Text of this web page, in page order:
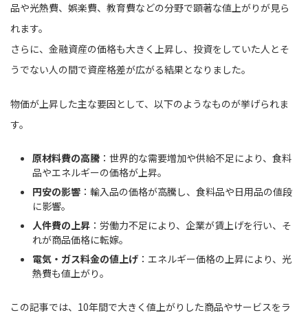
品や光熱費、娯楽費、教育費などの分野で顕著な値上がりが見ら
れます。
さらに、金融資産の価格も大きく上昇し、投資をしていた人とそ
うでない人の間で資産格差が広がる結果となりました。
物価が上昇した主な要因として、以下のようなものが挙げられま
す。
原材料費の高騰 ：世界的な需要増加や供給不足により、食料
品やエネルギーの価格が上昇。
円安の影響 ：輸入品の価格が高騰し、食料品や日用品の値段
に影響。
人件費の上昇 ：労働力不足により、企業が賃上げを行い、そ
れが商品価格に転嫁。
電気・ガス料金の値上げ ：エネルギー価格の上昇により、光
熱費も値上がり。
この記事では、10年間で大きく値上がりした商品やサービスをラ